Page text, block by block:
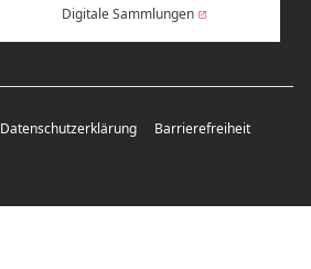
Digitale Sammlungen
Datenschutzerklärung Barrierefreiheit